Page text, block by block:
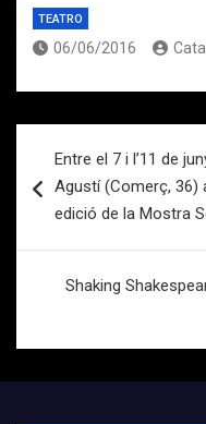
TEATRO
06/06/2016
de
entradas
Entre el 7 i l’11 de
Agustí (Comerç, 36)
edició de la Mostra
Shaking